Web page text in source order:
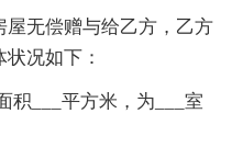
无偿赠与给乙方，乙方
况如下：
___平方米，为___室